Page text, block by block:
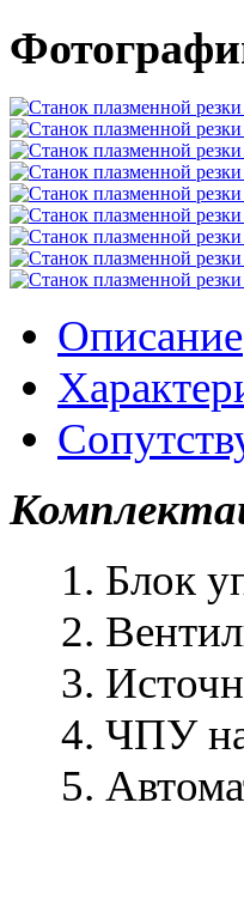
Описание
Блок
ЧПУ